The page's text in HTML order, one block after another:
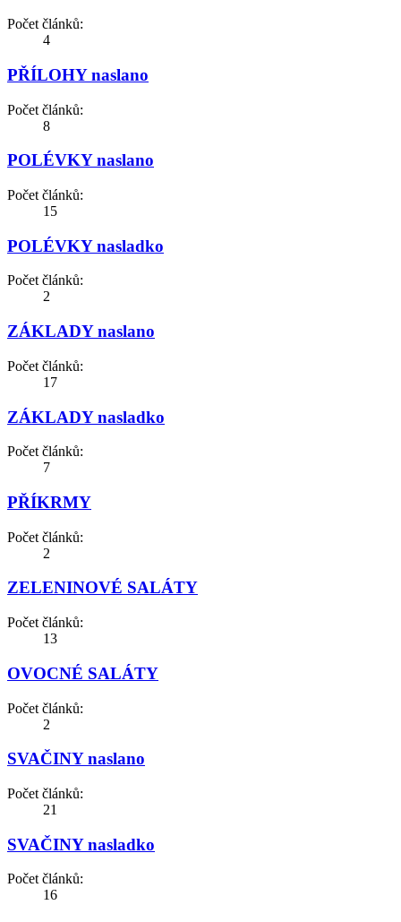
Počet článků:
4
PŘÍLOHY naslano
Počet článků:
8
POLÉVKY naslano
Počet článků:
15
POLÉVKY nasladko
Počet článků:
2
ZÁKLADY naslano
Počet článků:
17
ZÁKLADY nasladko
Počet článků:
7
PŘÍKRMY
Počet článků:
2
ZELENINOVÉ SALÁTY
Počet článků:
13
OVOCNÉ SALÁTY
Počet článků:
2
SVAČINY naslano
Počet článků:
21
SVAČINY nasladko
Počet článků:
16